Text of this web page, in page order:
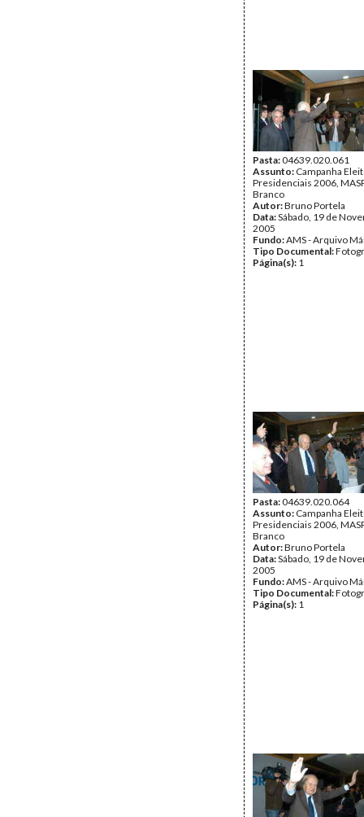
Pasta:04639.020.061
Assunto: Campanha
Presidenciais 2006,
Branco
Autor:Bruno Portela
Data:Sábado, 19 de
2005
Fundo:AMS - Arquivo
Tipo Documental:
Página(s): 1
Pasta:04639.020.064
Assunto: Campanha
Presidenciais 2006,
Branco
Autor:Bruno Portela
Data:Sábado, 19 de
2005
Fundo:AMS - Arquivo
Tipo Documental:
Página(s): 1